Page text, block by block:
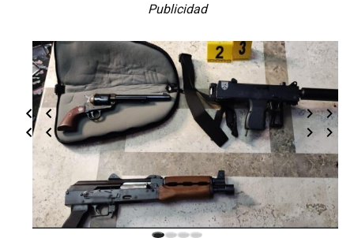
Publicidad